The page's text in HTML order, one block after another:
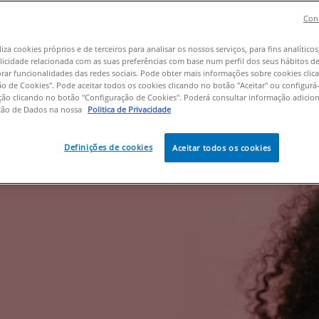
e é crucial reconhecer essas
cookies próprios e de terceiros para analisar os nossos serviços, para fins
relacionada com as suas preferências com base num perfil dos seus hábitos
funcionalidades das redes sociais. Pode obter mais informações sobre cookies
de Cookies". Pode aceitar todos os cookies clicando no botão "Aceitar" ou
clicando no botão "Configuração de Cookies". Poderá consultar informação
de Dados na nossa
Politica de Privacidade
Definições de cookies Aceitar todos os cookies